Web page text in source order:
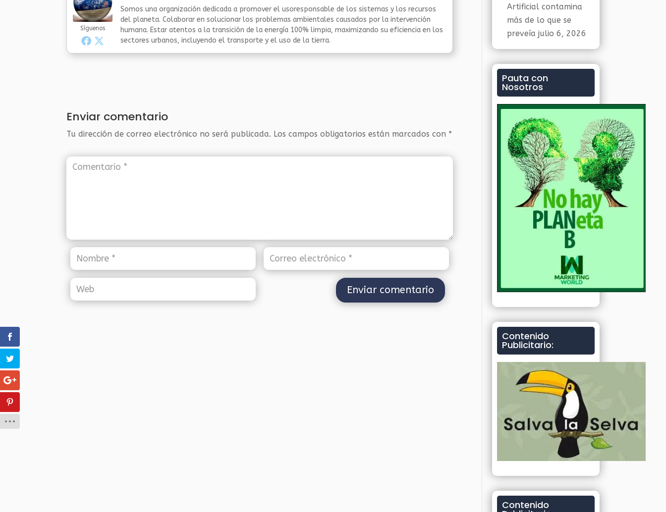
Síguenos
Somos una organización dedicada a promover el usoresponsable de los sistemas y los recursos
del planeta. Colaborar en solucionar los problemas ambientales causados por la intervención
humana. Estar atentos a la transición de la energía 100% limpia, maximizando su eficiencia en los
sectores urbanos, incluyendo el transporte y el uso de la tierra.
Enviar comentario
Tu dirección de correo electrónico no será publicada. Los campos obligatorios están marcados con *
Artificial contamina
más de lo que se
preveía julio 6, 2026
Pauta con
Nosotros
Contenido
Publicitario:
Contenido